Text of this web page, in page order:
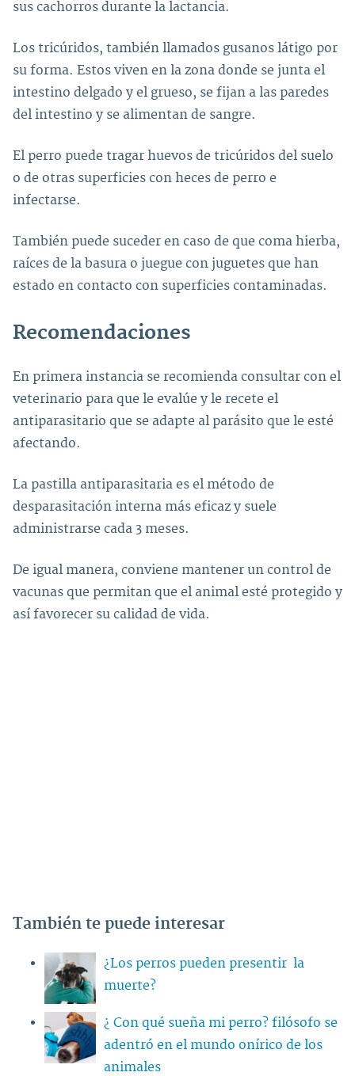
sus cachorros durante la lactancia.
Los tricúridos, también llamados gusanos látigo por
su forma. Estos viven en la zona donde se junta el
intestino delgado y el grueso, se fijan a las paredes
del intestino y se alimentan de sangre.
El perro puede tragar huevos de tricúridos del suelo
o de otras superficies con heces de perro e
infectarse.
También puede suceder en caso de que coma hierba,
raíces de la basura o juegue con juguetes que han
estado en contacto con superficies contaminadas.
Recomendaciones
En primera instancia se recomienda consultar con el
veterinario para que le evalúe y le recete el
antiparasitario que se adapte al parásito que le esté
afectando.
La pastilla antiparasitaria es el método de
desparasitación interna más eficaz y suele
administrarse cada 3 meses.
De igual manera, conviene mantener un control de
vacunas que permitan que el animal esté protegido y
así favorecer su calidad de vida.
También te puede interesar
¿Los perros pueden presentir la
muerte?
¿ Con qué sueña mi perro? filósofo se
adentró en el mundo onírico de los
animales